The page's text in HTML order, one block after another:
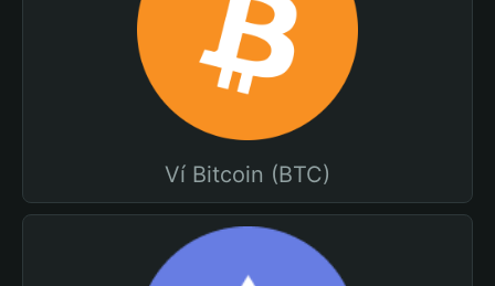
Ví Bitcoin (BTC)